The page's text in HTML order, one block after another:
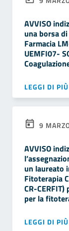
9
AVVISO
un laureato
Fitoterapia
CR-
per la
LEGGI DI PIÙ
AVVISO
una borsa
Farmacia
UEMFI07-
LEGGI DI PIÙ